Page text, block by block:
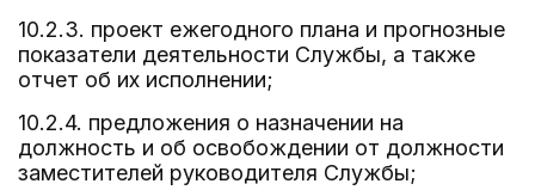
10.2.3. проект ежегодного плана и прогнозные
показатели деятельности Службы, а также
отчет об их исполнении;
10.2.4. предложения о назначении на
должность и об освобождении от должности
заместителей руководителя Службы;